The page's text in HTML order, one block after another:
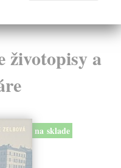
životopisy a
na sklade